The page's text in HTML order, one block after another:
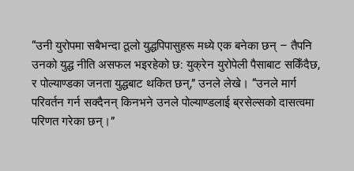
“उनी युरोपमा सबैभन्दा ठूलो युद्धपिपासुहरू मध्ये एक बनेका छन् – तैपनि
उनको युद्ध नीति असफल भइरहेको छ: युक्रेन युरोपेली पैसाबाट सकिँदैछ,
र पोल्याण्डका जनता युद्धबाट थकित छन्,” उनले लेखे। “उनले मार्ग
परिवर्तन गर्न सक्दैनन् किनभने उनले पोल्याण्डलाई ब्रसेल्सको दासत्वमा
परिणत गरेका छन्।”